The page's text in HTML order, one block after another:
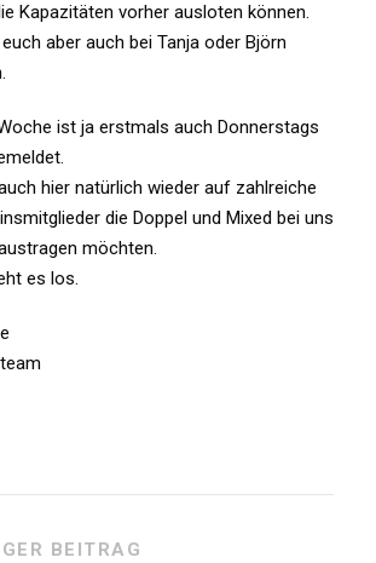
Kapazitäten vorher ausloten können.
aber auch bei Tanja oder Björn
ist ja erstmals auch Donnerstags
hier natürlich wieder auf zahlreiche
die Doppel und Mixed bei uns
möchten.
es los.
BEITRAG